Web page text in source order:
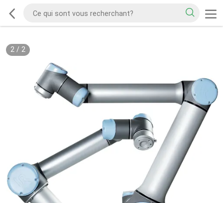
2/ 2